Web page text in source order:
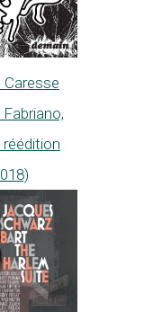
Caresse
réédition